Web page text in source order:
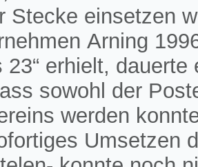
Stecke einsetzen
Arning
23“ erhielt,
sowohl der
werden
Umsetzen